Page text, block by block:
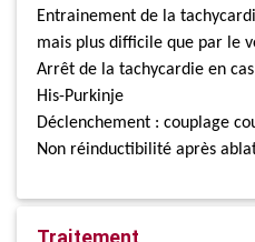
Entrainement de la
mais plus difficile que par le
Arrêt de la tachycardie en
His-Purkinje
Déclenchement : couplage
Non réinductibilité après